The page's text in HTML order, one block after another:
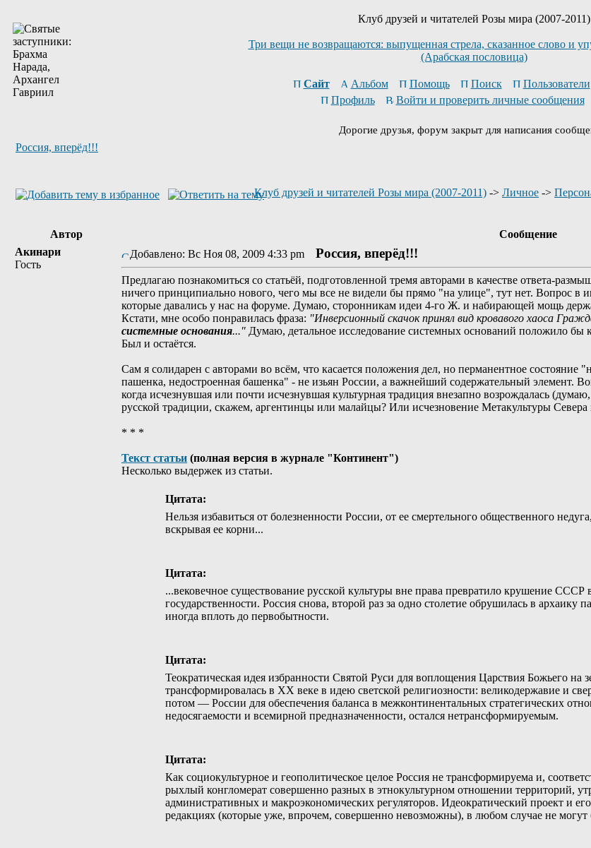
Клуб друзей и читателей Розы мира (2007-2011)
Три вещи не возвращаются: выпущенная стрела, сказанное слово и
(Арабская пословица)
Сайт Альбом Помощь Поиск Пользователи
Профиль
Войти и проверить личные сообщения
Дорогие друзья, форум закрыт для написания
Россия, вперёд!!!
Клуб друзей и читателей Розы мира (2007-2011) -> Личное ->
Автор
Сообщение
Акинари
Гость
Добавлено: Вс Ноя 08, 2009 4:33 pm Россия, вперёд!!!
Предлагаю познакомиться со статьёй, подготовленной тремя авторами в качестве ответа-
ничего принципиально нового, чего мы все не видели бы прямо "на улице", тут нет. Вопрос в
которые давались у нас на форуме. Думаю, сторонникам идеи 4-го Ж. и набирающей мощь
Кстати, мне особо понравилась фраза: "Инверсионный скачок принял вид кровавого хаоса
системные основания..." Думаю, детальное исследование системных оснований положило
Был и остаётся.
Сам я солидарен с авторами во всём, что касается положения дел, но перманентное состояние
пашенка, недостроенная башенка" - не изьян России, а важнейший содержательный элемент.
когда исчезнувшая или почти исчезнувшая культурная традиция внезапно возрождалась
русской традиции, скажем, аргентинцы или малайцы? Или исчезновение Метакультуры Севера
* * *
Текст статьи (полная версия в журнале "Континент")
Несколько выдержек из статьи.
Цитата:
Нельзя избавиться от болезненности России, от ее смертельного общественного
вскрывая ее корни...
Цитата:
...вековечное существование русской культуры вне права превратило крушение СССР
государственности. Россия снова, второй раз за одно столетие обрушилась в архаику
иногда вплоть до первобытности.
Цитата:
Теократическая идея избранности Святой Руси для воплощения Царствия Божьего
трансформировалась в ХХ веке в идею светской религиозности: великодержавие и
потом — России для обеспечения баланса в межконтинентальных стратегических
недосягаемости и всемирной предназначенности, остался нетрансформируемым.
Цитата:
Как социокультурное и геополитическое целое Россия не трансформируема и,
рыхлый конгломерат совершенно разных в этнокультурном отношении территорий,
административных и макроэкономических регуляторов. Идеократический проект и
редакциях (которые уже, впрочем, совершенно невозможны), в любом случае не